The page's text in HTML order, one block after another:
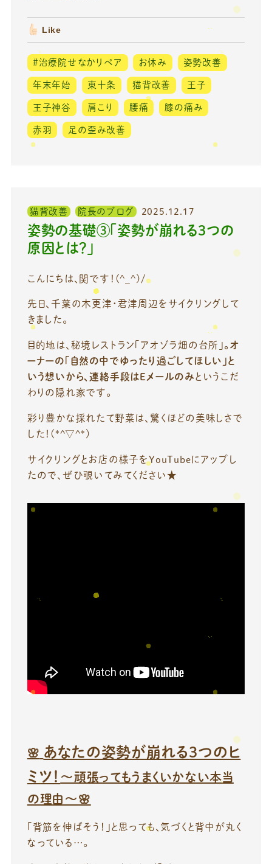
Like
#治療院せなかリペア お休み 姿勢改善
年末年始 東十条 猫背改善 王子
王子神谷 肩こり 腰痛 膝の痛み
赤羽 足の歪み改善
猫背改善 院長のブログ 2025.12.17
姿勢の基礎③「姿勢が崩れる3つの
原因とは？」
こんにちは、関です！(^_^)/
先日、千葉の木更津・君津周辺をサイクリングして
きました。
目的地は、秘境レストラン「アオゾラ畑の台所」。オ
ーナーの「自然の中でゆったり過ごしてほしい」と
いう想いから、連絡手段はEメールのみというこだ
わりの隠れ家です。
彩り豊かな採れたて野菜は、驚くほどの美味しさで
した！(*^▽^*)
サイクリングとお店の様子をYouTubeにアップし
たので、ぜひ覗いてみてください★
🌸 あなたの姿勢が崩れる3つのヒ
ミツ！ 〜頑張ってもうまくいかない本当
の理由〜🌸
「背筋を伸ばそう！」と思っても、気づくと背中が丸く
なっている…。